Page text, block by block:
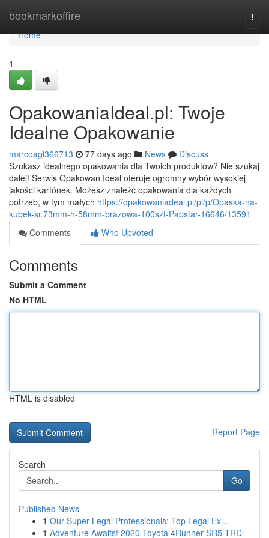
bookmarkoffire
Home
Home
1
OpakowaniaIdeal.pl: Twoje
Idealne Opakowanie
marcoagl366713 77 days ago News
Discuss
Szukasz idealnego opakowania dla Twoich produktów? Nie szukaj
dalej! Serwis Opakowań Ideal oferuje ogromny wybór wysokiej
jakości kartónek. Możesz znaleźć opakowania dla każdych
potrzeb, w tym małych https://opakowaniadeal.pl/pl/p/Opaska-na-
kubek-sr.73mm-h-58mm-brazowa-100szt-Papstar-16646/13591
Comments
Who Upvoted
Comments
Submit a Comment
No HTML
HTML is disabled
Report Page
Search
Go
Published News
1 Our Super Legal Professionals: Top Legal Ex...
1 Adventure Awaits! 2020 Toyota 4Runner SR5 TRD